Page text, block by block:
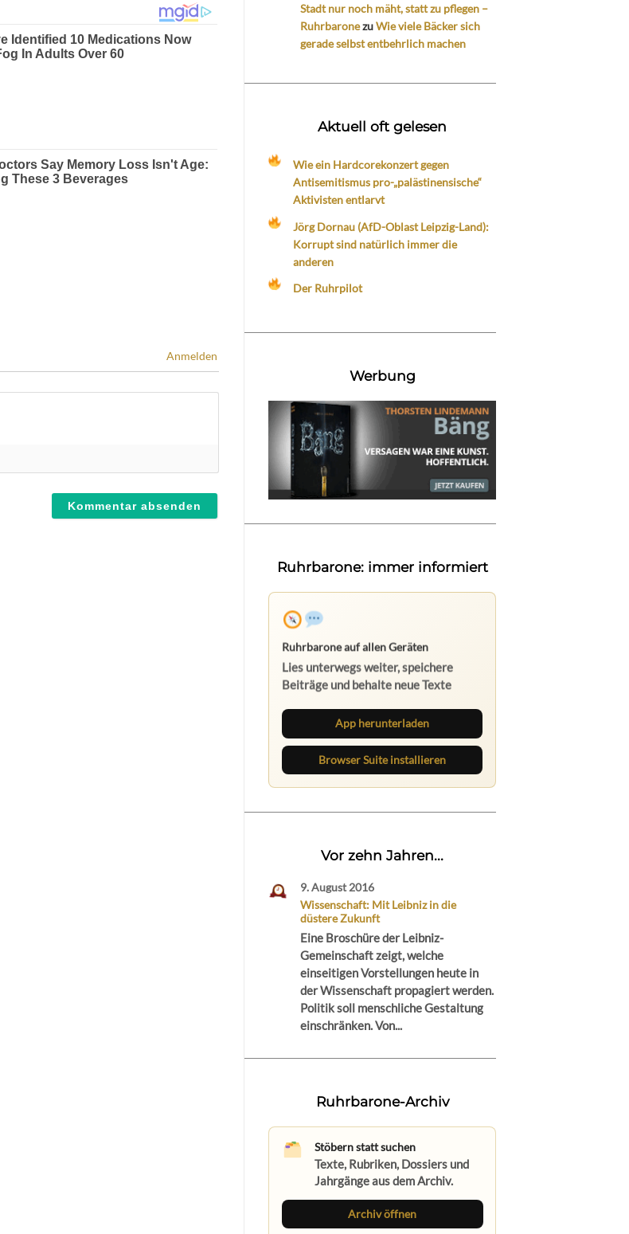
Anmelden
Stadt nur noch mäht, statt zu pflegen –
RuhrbaronezuWie viele Bäcker sich
gerade selbst entbehrlich machen
Aktuell oft gelesen
Wie ein Hardcorekonzert gegen
Antisemitismus pro-„palästinensische“
Aktivisten entlarvt
Jörg Dornau (AfD-Oblast Leipzig-Land):
Korrupt sind natürlich immer die
anderen
Der Ruhrpilot
Werbung
Ruhrbarone: immer informiert
Ruhrbarone auf allen Geräten
Lies unterwegs weiter, speichere
Beiträge und behalte neue Texte
App herunterladen
Browser Suite installieren
Vor zehn Jahren...
9. August 2016
Wissenschaft: Mit Leibniz in die
düstere Zukunft
Eine Broschüre der Leibniz-
Gemeinschaft zeigt, welche
einseitigen Vorstellungen heute in
der Wissenschaft propagiert werden.
Politik soll menschliche Gestaltung
einschränken. Von...
Ruhrbarone-Archiv
Stöbern statt suchen
Texte, Rubriken, Dossiers und
Jahrgänge aus dem Archiv.
Archiv öffnen